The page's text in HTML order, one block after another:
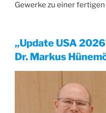
Gewerke zu einer
„Update USA
Dr. Markus